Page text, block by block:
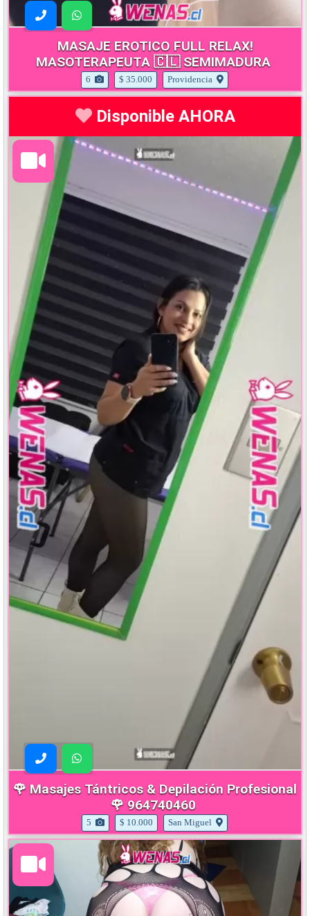
MASAJE EROTICO FULL RELAX!
MASOTERAPEUTA 🇨🇱 SEMIMADURA
6 $ 35.000 Providencia
Disponible AHORA
🌹 Masajes Tántricos & Depilación Profesional
🌹 964740460
5 $ 10.000 San Miguel